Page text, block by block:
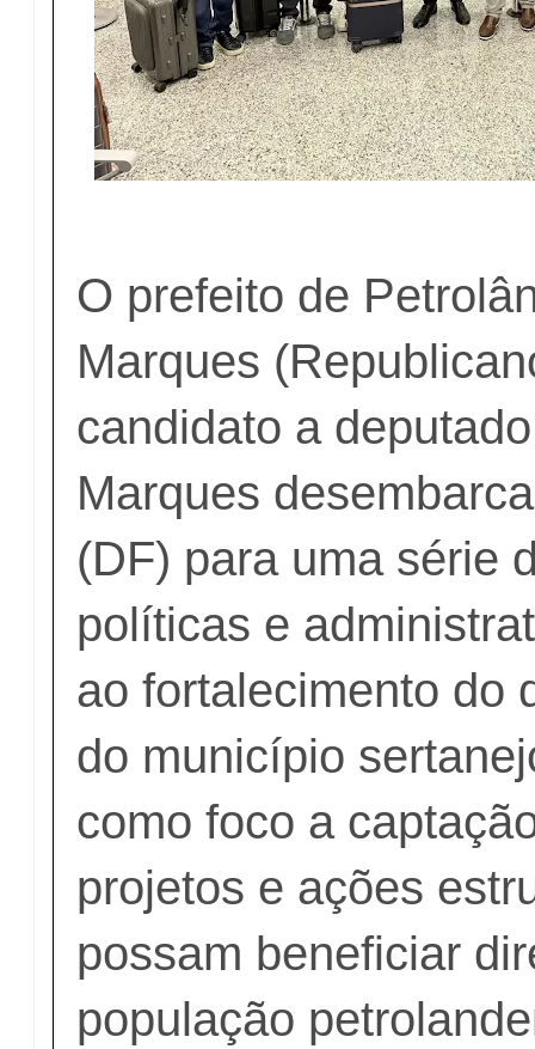
O prefeito de
Marques
candidato a
Marques
(DF) para uma série
políticas e
ao fortalecimento do
do município
como foco a
projetos e ações
possam beneficiar
população